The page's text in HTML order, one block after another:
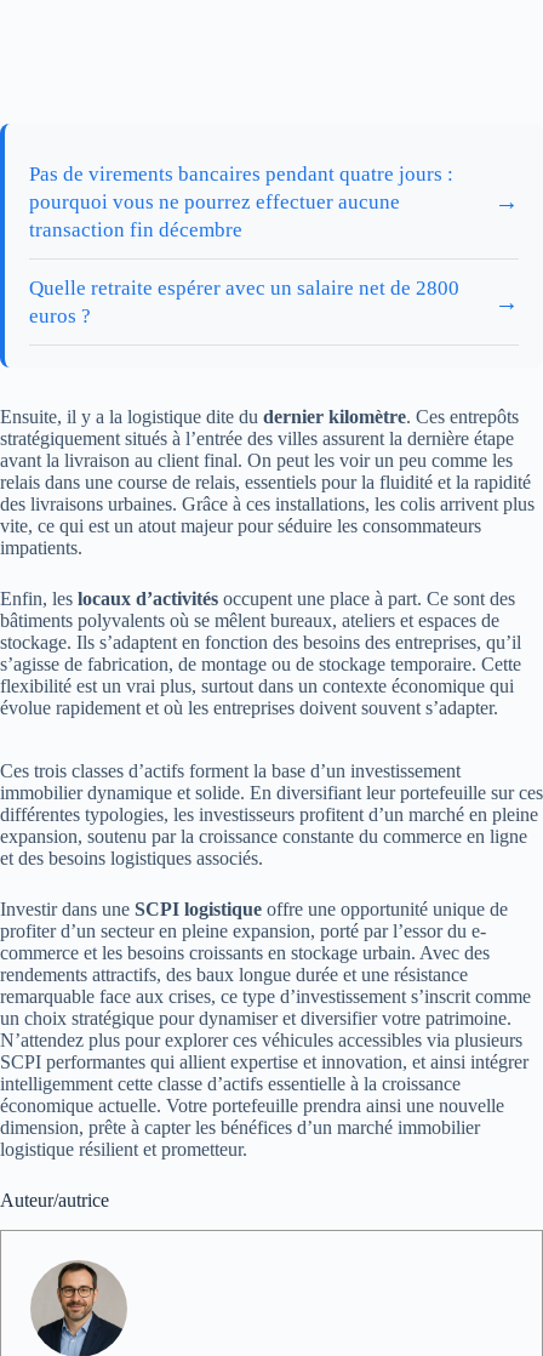
Pas de virements bancaires pendant quatre jours :
pourquoi vous ne pourrez effectuer aucune
transaction fin décembre
→
Quelle retraite espérer avec un salaire net de 2800
euros ?
→
Ensuite, il y a la logistique dite du dernier kilomètre. Ces entrepôts
stratégiquement situés à l’entrée des villes assurent la dernière étape
avant la livraison au client final. On peut les voir un peu comme les
relais dans une course de relais, essentiels pour la fluidité et la rapidité
des livraisons urbaines. Grâce à ces installations, les colis arrivent plus
vite, ce qui est un atout majeur pour séduire les consommateurs
impatients.
Enfin, les locaux d’activités occupent une place à part. Ce sont des
bâtiments polyvalents où se mêlent bureaux, ateliers et espaces de
stockage. Ils s’adaptent en fonction des besoins des entreprises, qu’il
s’agisse de fabrication, de montage ou de stockage temporaire. Cette
flexibilité est un vrai plus, surtout dans un contexte économique qui
évolue rapidement et où les entreprises doivent souvent s’adapter.
Ces trois classes d’actifs forment la base d’un investissement
immobilier dynamique et solide. En diversifiant leur portefeuille sur ces
différentes typologies, les investisseurs profitent d’un marché en pleine
expansion, soutenu par la croissance constante du commerce en ligne
et des besoins logistiques associés.
Investir dans une SCPI logistique offre une opportunité unique de
profiter d’un secteur en pleine expansion, porté par l’essor du e-
commerce et les besoins croissants en stockage urbain. Avec des
rendements attractifs, des baux longue durée et une résistance
remarquable face aux crises, ce type d’investissement s’inscrit comme
un choix stratégique pour dynamiser et diversifier votre patrimoine.
N’attendez plus pour explorer ces véhicules accessibles via plusieurs
SCPI performantes qui allient expertise et innovation, et ainsi intégrer
intelligemment cette classe d’actifs essentielle à la croissance
économique actuelle. Votre portefeuille prendra ainsi une nouvelle
dimension, prête à capter les bénéfices d’un marché immobilier
logistique résilient et prometteur.
Auteur/autrice